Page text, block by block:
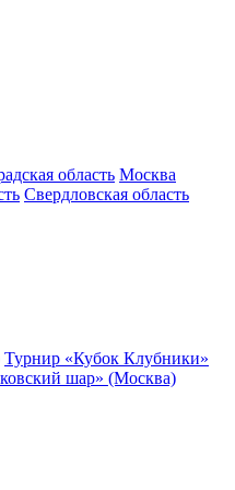
область Москва
Свердловская область
Турнир «Кубок Клубники»
шар» (Москва)